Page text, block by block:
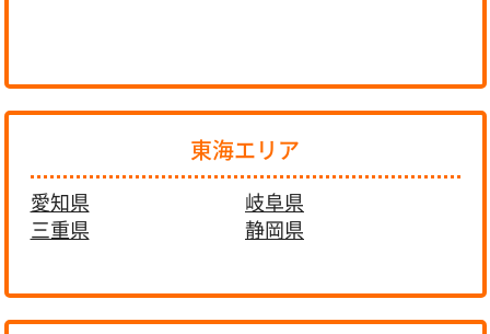
東海エリア
愛知県
岐阜県
三重県
静岡県